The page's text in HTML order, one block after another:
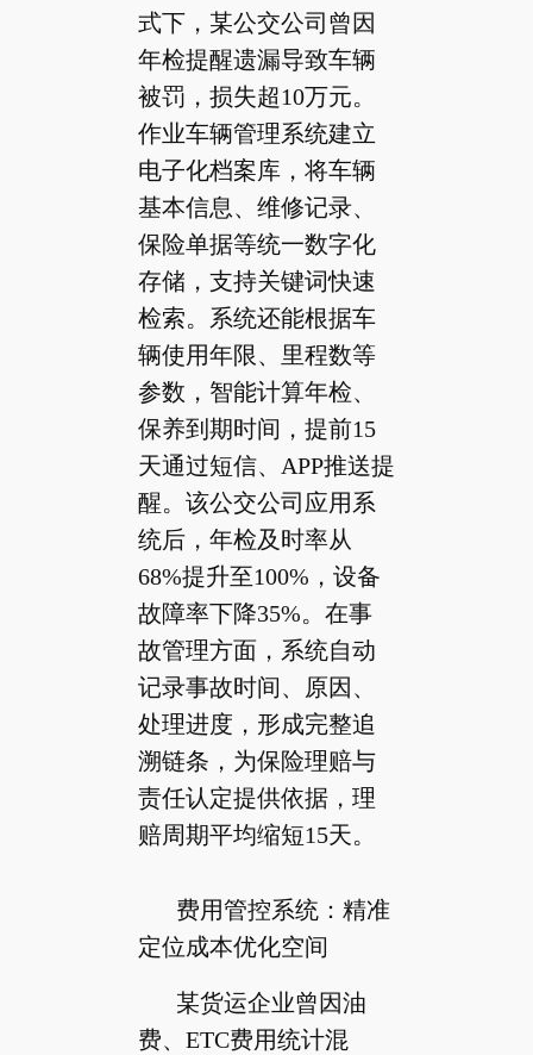
式下，某公交公司曾因
年检提醒遗漏导致车辆
被罚，损失超10万元。
作业车辆管理系统建立
电子化档案库，将车辆
基本信息、维修记录、
保险单据等统一数字化
存储，支持关键词快速
检索。系统还能根据车
辆使用年限、里程数等
参数，智能计算年检、
保养到期时间，提前15
天通过短信、APP推送提
醒。该公交公司应用系
统后，年检及时率从
68%提升至100%，设备
故障率下降35%。在事
故管理方面，系统自动
记录事故时间、原因、
处理进度，形成完整追
溯链条，为保险理赔与
责任认定提供依据，理
赔周期平均缩短15天。
费用管控系统：精准
定位成本优化空间
某货运企业曾因油
费、ETC费用统计混